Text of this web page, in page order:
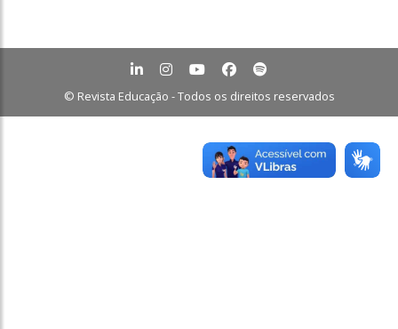
© Revista Educação - Todos os direitos reservados